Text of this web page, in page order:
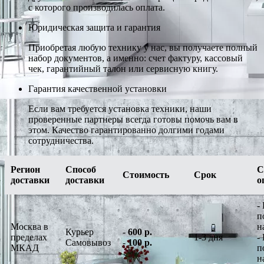
с которого производилась оплата.
Юридическая защита и гарантия
Приобретая любую технику у нас, вы получаете полный
набор документов, а именно: счет фактуру, кассовый
чек, гарантийный талон или сервисную книгу.
Гарантия качественной установки
Если вам требуется установка техники, наши
проверенные партнеры всегда готовы помочь вам в
этом. Качество гарантированно долгими годами
сотрудничества.
Регион
доставки
Способ
доставки
Стоимость Срок
Москва в
пределах
МКАД
Курьер
Самовывоз
-600 р.
-100 р.
1-3 дня
-
-